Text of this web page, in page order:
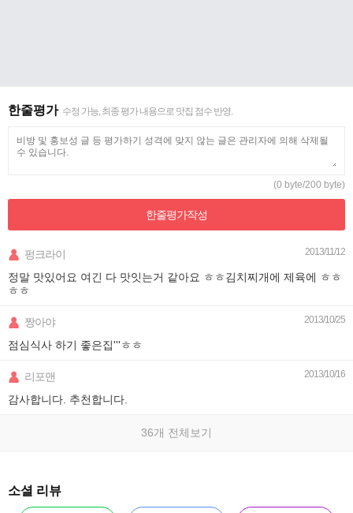
한줄평가 수정 가능, 최종 평가 내용으로 맛집 점수 반영.
(0 byte/200 byte)
한줄평가작성
펑크라이 2013/11/12
정말 맛있어요 여긴 다 맛잇는거 같아요 ㅎㅎ김치찌개에 제육에 ㅎㅎ
ㅎㅎ
짱아야 2013/10/25
점심식사 하기 좋은집'''ㅎㅎ
리포맨 2013/10/16
감사합니다. 추천합니다.
36개 전체보기
소셜 리뷰